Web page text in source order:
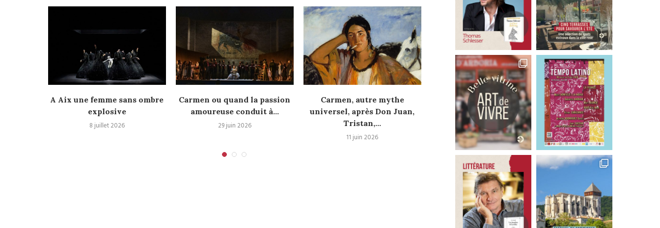
A Aix une femme sans ombre
explosive
8 juillet 2026
Carmen ou quand la passion
amoureuse conduit à...
29 juin 2026
Carmen, autre mythe
universel, après Don Juan,
Tristan,...
11 juin 2026
Prodigieux Salomé servie par
une fabuleuse Salomé
2 juin 2026
Salomé, un clash
rythme d’un
25 mai 2026